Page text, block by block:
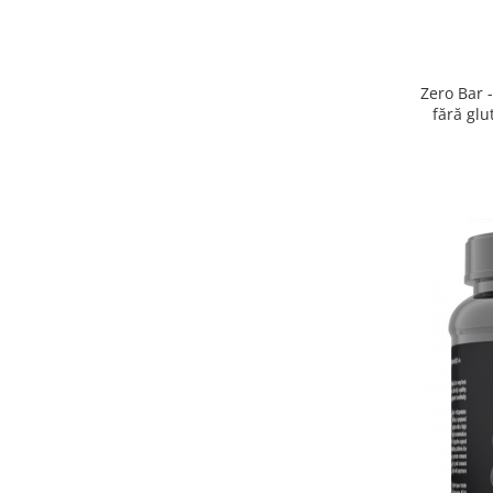
Zero Bar
fără